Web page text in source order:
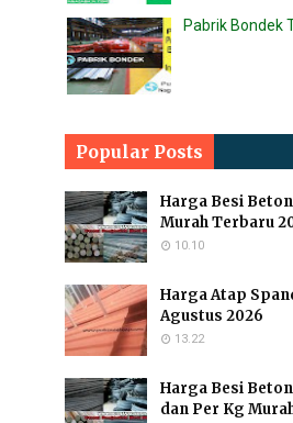
Pabrik Bondek
Popular Posts
Harga Besi
Murah Terbaru
10.10
Harga Atap
Agustus 2026
13.22
Harga Besi
dan Per Kg